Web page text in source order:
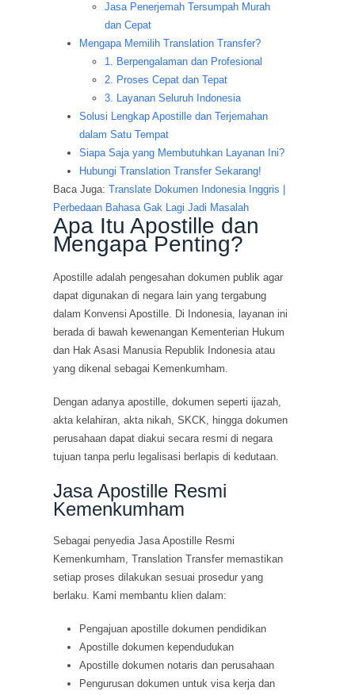
Jasa Penerjemah Tersumpah Murah
dan Cepat
Mengapa Memilih Translation Transfer?
1. Berpengalaman dan Profesional
2. Proses Cepat dan Tepat
3. Layanan Seluruh Indonesia
Solusi Lengkap Apostille dan Terjemahan
dalam Satu Tempat
Siapa Saja yang Membutuhkan Layanan Ini?
Hubungi Translation Transfer Sekarang!
Baca Juga:Translate Dokumen Indonesia Inggris |
Perbedaan Bahasa Gak Lagi Jadi Masalah
Apa Itu Apostille dan
Mengapa Penting?
Apostille adalah pengesahan dokumen publik agar
dapat digunakan di negara lain yang tergabung
dalam Konvensi Apostille. Di Indonesia, layanan ini
berada di bawah kewenangan Kementerian Hukum
dan Hak Asasi Manusia Republik Indonesia atau
yang dikenal sebagai Kemenkumham.
Dengan adanya apostille, dokumen seperti ijazah,
akta kelahiran, akta nikah, SKCK, hingga dokumen
perusahaan dapat diakui secara resmi di negara
tujuan tanpa perlu legalisasi berlapis di kedutaan.
Jasa Apostille Resmi
Kemenkumham
Sebagai penyedia Jasa Apostille Resmi
Kemenkumham, Translation Transfer memastikan
setiap proses dilakukan sesuai prosedur yang
berlaku. Kami membantu klien dalam:
Pengajuan apostille dokumen pendidikan
Apostille dokumen kependudukan
Apostille dokumen notaris dan perusahaan
Pengurusan dokumen untuk visa kerja dan